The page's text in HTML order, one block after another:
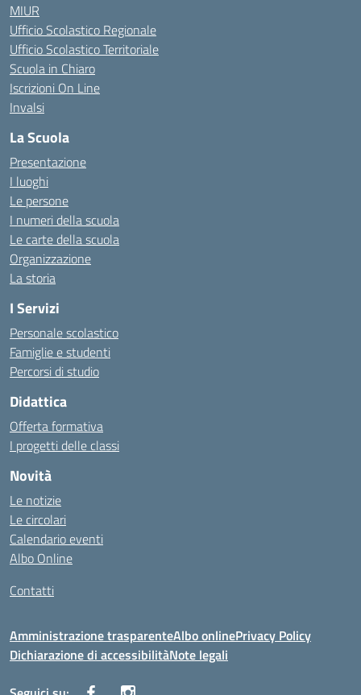
MIUR
Ufficio Scolastico Regionale
Ufficio Scolastico Territoriale
Scuola in Chiaro
Iscrizioni On Line
Invalsi
La Scuola
Presentazione
I luoghi
Le persone
I numeri della scuola
Le carte della scuola
Organizzazione
La storia
I Servizi
Personale scolastico
Famiglie e studenti
Percorsi di studio
Didattica
Offerta formativa
I progetti delle classi
Novità
Le notizie
Le circolari
Calendario eventi
Albo Online
Contatti
Amministrazione trasparenteAlbo onlinePrivacy Policy
Dichiarazione di accessibilitàNote legali